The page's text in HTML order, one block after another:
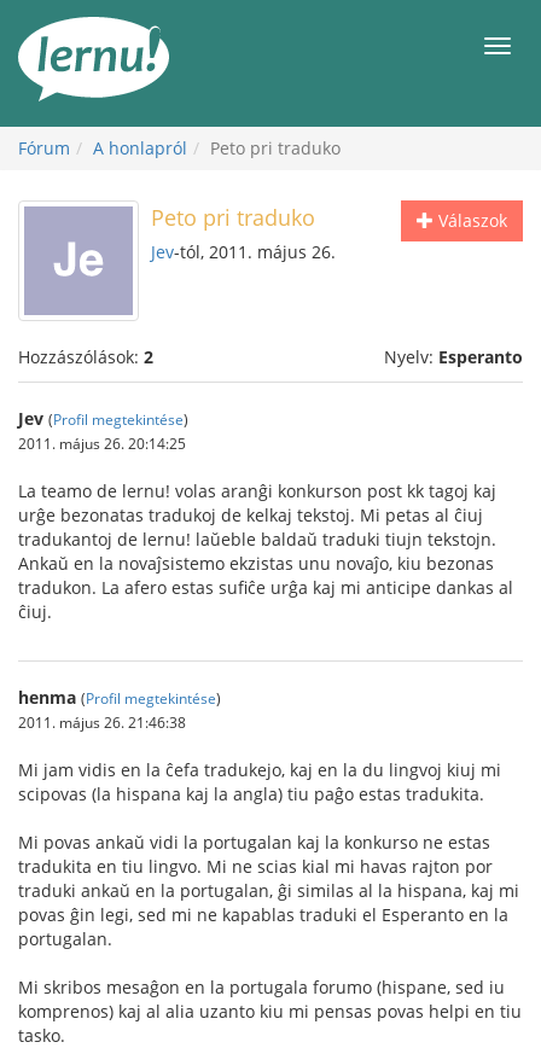
Fórum A honlapról Peto pri traduko
Válaszok
Peto pri traduko
Jev-tól, 2011. május 26.
Hozzászólások: 2 Nyelv: Esperanto
Jev (Profil megtekintése)
2011. május 26. 20:14:25
La teamo de lernu! volas aranĝi konkurson post kk tagoj kaj
urĝe bezonatas tradukoj de kelkaj tekstoj. Mi petas al ĉiuj
tradukantoj de lernu! laŭeble baldaŭ traduki tiujn tekstojn.
Ankaŭ en la novaĵsistemo ekzistas unu novaĵo, kiu bezonas
tradukon. La afero estas sufiĉe urĝa kaj mi anticipe dankas al
ĉiuj.
henma (Profil megtekintése)
2011. május 26. 21:46:38
Mi jam vidis en la ĉefa tradukejo, kaj en la du lingvoj kiuj mi
scipovas (la hispana kaj la angla) tiu paĝo estas tradukita.
Mi povas ankaŭ vidi la portugalan kaj la konkurso ne estas
tradukita en tiu lingvo. Mi ne scias kial mi havas rajton por
traduki ankaŭ en la portugalan, ĝi similas al la hispana, kaj mi
povas ĝin legi, sed mi ne kapablas traduki el Esperanto en la
portugalan.
Mi skribos mesaĝon en la portugala forumo (hispane, sed iu
komprenos) kaj al alia uzanto kiu mi pensas povas helpi en tiu
tasko.